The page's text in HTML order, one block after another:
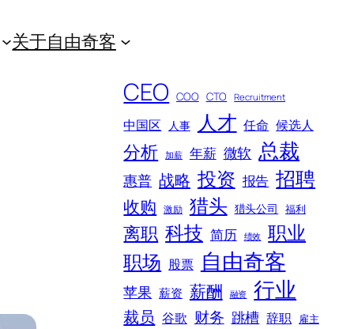
关于自由奇客
CEO COO CTO Recruitment
中国区 人事 人才 任命 候选人
分析 加薪 年薪 微软 总裁
惠普 战略 投资 报告 招聘
收购 激励 猎头 猎头公司 福利
离职 科技 简历 绩效 职业
职场 股票 自由奇客
苹果 薪资 薪酬 融资 行业
裁员 谷歌 财务 跳槽 辞职 雇主